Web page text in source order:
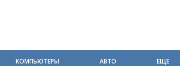
КОМПЬЮТЕРЫ АВТО ЕЩЕ